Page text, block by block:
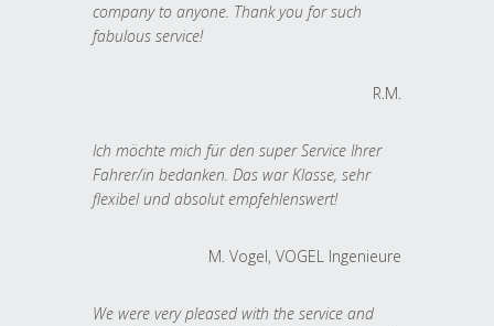
company to anyone. Thank you for such
fabulous service!
R.M.
Ich möchte mich für den super Service Ihrer
Fahrer/in bedanken. Das war Klasse, sehr
flexibel und absolut empfehlenswert!
M. Vogel, VOGEL Ingenieure
We were very pleased with the service and